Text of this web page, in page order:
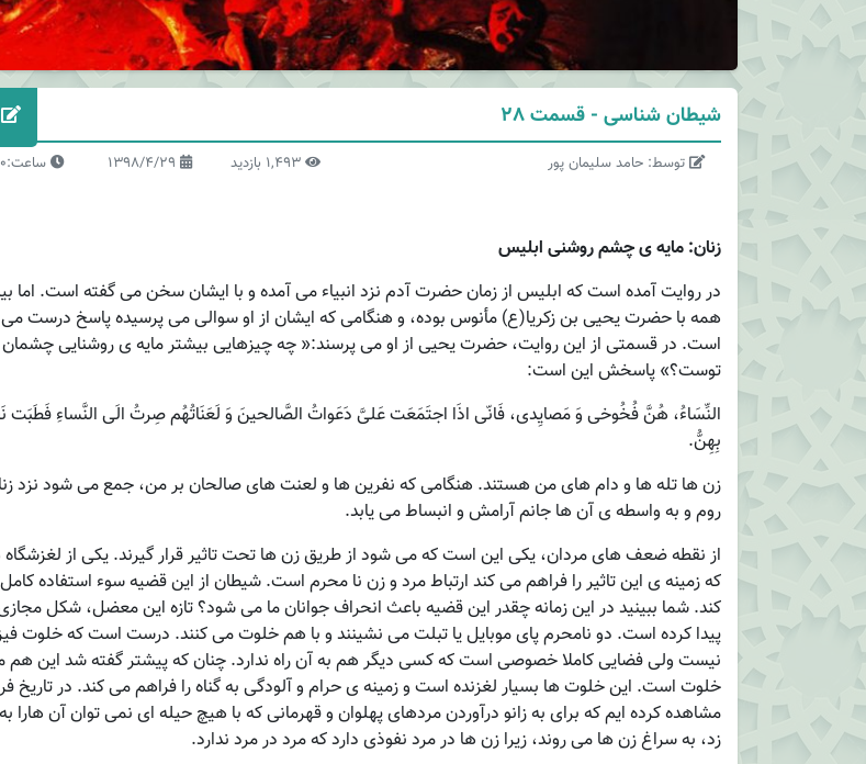
شیطان شناسی - قسمت 28
توسط: حامد سلیمان پور 1398/4/29 ساعت:10:00
زنان: مایه ی چشم روشنی ابلیس
در روایت آمده است که ابلیس از زمان حضرت آدم نزد انبیاء می آمده و با ایشان سخن می گفته است. اما
همه با حضرت یحیی بن زکریا(ع) مأنوس بوده، و هنگامی که ایشان از او سوالی می پرسیده پاسخ درست می
است. در قسمتی از این روایت، حضرت یحیی از او می پرسند:« چه چیزهایی بیشتر مایه ی روشنایی چشمان
توست؟» پاسخش این است:
النِّسَاءُ، هُنَّ فُخُوخی وَ مَصایِدی، فَانّی اذَا اجتَمَعَت عَلیَّ دَعَواتُ الصَّالحینَ وَ لَعَنَاتُهُم صِرتُ الَی النَّساءِ
بِهِنُّ.
زن ها تله ها و دام های من هستند. هنگامی که نفرین ها و لعنت های صالحان بر من، جمع می شود نزد
روم و به واسطه ی آن ها جانم آرامش و انبساط می یابد.
از نقطه ضعف های مردان، یکی این است که می شود از طریق زن ها تحت تاثیر قرار گیرند. یکی از
که زمینه ی این تاثیر را فراهم می کند ارتباط مرد و زن نا محرم است. شیطان از این قضیه سوء استفاده
کند. شما ببینید در این زمانه چقدر این قضیه باعث انحراف جوانان ما می شود؟ تازه این معضل، شکل
پیدا کرده است. دو نامحرم پای موبایل یا تبلت می نشینند و با هم خلوت می کنند. درست است که خلوت
نیست ولی فضایی کاملا خصوصی است که کسی دیگر هم به آن راه ندارد. چنان که پیشتر گفته شد این
خلوت است. این خلوت ها بسیار لغزنده است و زمینه ی حرام و آلودگی به گناه را فراهم می کند. در تاریخ
مشاهده کرده ایم که برای به زانو درآوردن مردهای پهلوان و قهرمانی که با هیچ حیله ای نمی توان آن هارا
زد، به سراغ زن ها می روند، زیرا زن ها در مرد نفوذی دارد که مرد در مرد ندارد.